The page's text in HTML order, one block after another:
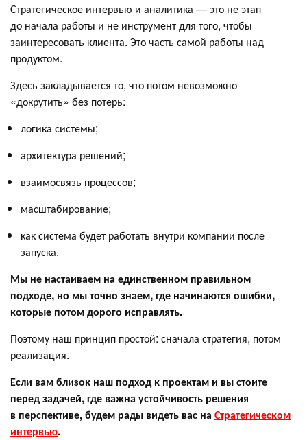
Стратегическое интервью и аналитика — это не этап
до начала работы и не инструмент для того, чтобы
заинтересовать клиента. Это часть самой работы над
продуктом.
Здесь закладывается то, что потом невозможно
«докрутить» без потерь:
логика системы;
архитектура решений;
взаимосвязь процессов;
масштабирование;
как система будет работать внутри компании после
запуска.
Мы не настаиваем на единственном правильном
подходе, но мы точно знаем, где начинаются ошибки,
которые потом дорого исправлять.
Поэтому наш принцип простой: сначала стратегия, потом
реализация.
Если вам близок наш подход к проектам и вы стоите
перед задачей, где важна устойчивость решения
в перспективе, будем рады видеть вас на Стратегическом
интервью.